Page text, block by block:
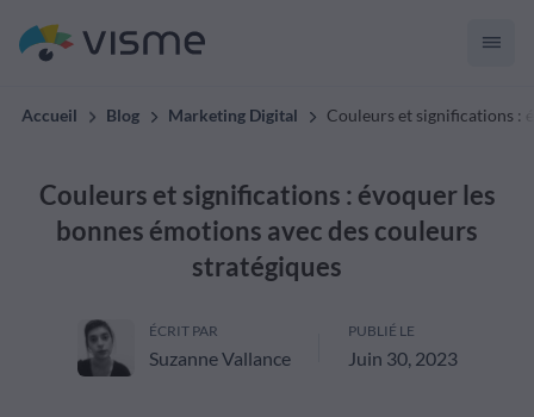
Accueil Blog Marketing Digital Couleurs et significations :
Couleurs et significations : évoquer les
bonnes émotions avec des couleurs
stratégiques
ÉCRIT PAR
Suzanne Vallance
PUBLIÉ LE
Juin 30, 2023